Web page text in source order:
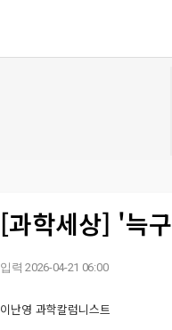
[과학세상] '늑
입력 2026-04-21 06:00
이난영 과학칼럼니스트